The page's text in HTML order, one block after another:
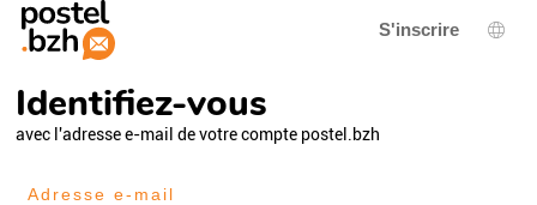
S'inscrire
Identifiez-vous
avec l'adresse e-mail de votre compte postel.bzh